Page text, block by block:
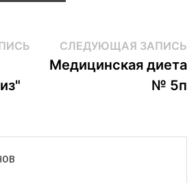
Предыдущая
запись:
СЛЕДУЮЩАЯ ЗАПИСЬ
Медицинская диета
№ 5п